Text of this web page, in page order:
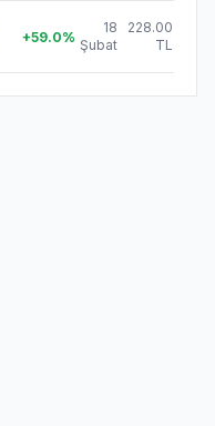
+59.0%
18
Şubat
228.00
TL